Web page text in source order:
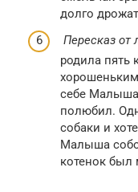
долго
Пересказ от
родила пять
себе
полюбил.
собаки и
Малыша
котенок был